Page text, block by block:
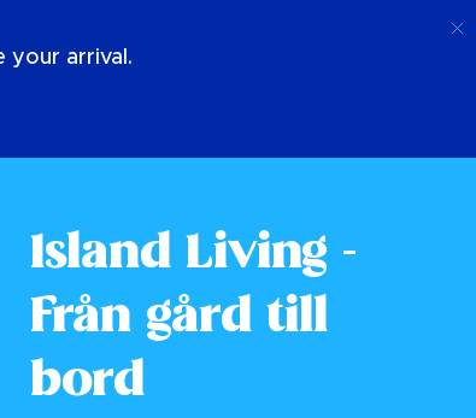
your arrival.
Island Living -
Från gård till
bord